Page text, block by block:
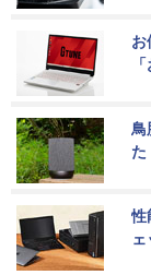
お
鳥
た
性
ェ